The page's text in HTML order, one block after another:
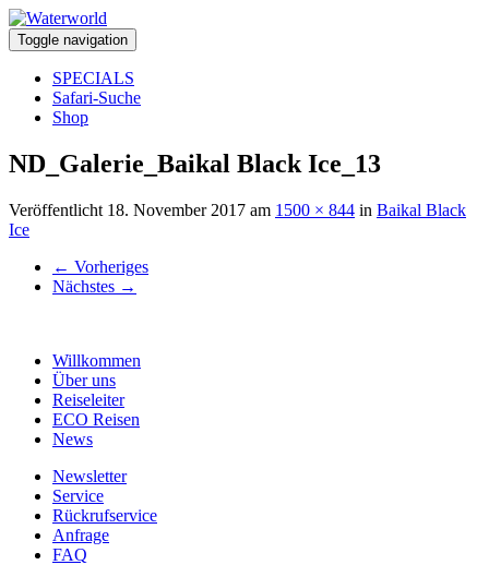
Toggle navigation
SPECIALS
Safari-Suche
Shop
ND_Galerie_Baikal Black Ice_13
Veröffentlicht 18. November 2017 am 1500 × 844 in Baikal Black
Ice
← Vorheriges
Nächstes →
Willkommen
Über uns
Reiseleiter
ECO Reisen
News
Newsletter
Service
Rückrufservice
Anfrage
FAQ